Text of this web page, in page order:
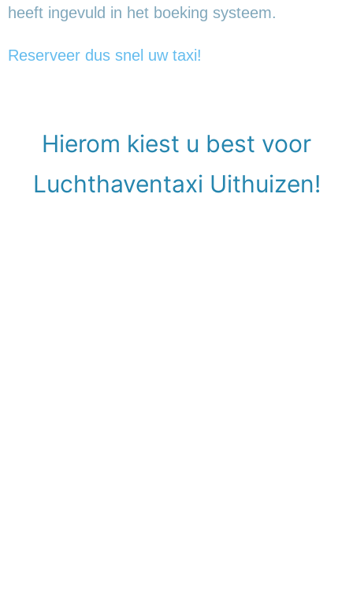
heeft ingevuld in het boeking systeem.
Reserveer dus snel uw taxi!
Hierom kiest u best voor
Luchthaventaxi Uithuizen!